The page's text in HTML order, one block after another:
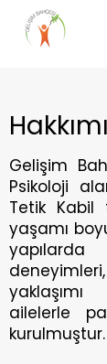
Gelişim
Psikoloji
Tetik Kabil
yaşamı
ailelerle
kurulmuştur.